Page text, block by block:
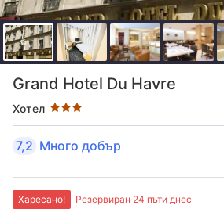
Grand Hotel Du Havre
Хотел
Оценка в звезди: 3 звезди
7,2 Много добър
Харесано! Резервиран 24 пъти днес